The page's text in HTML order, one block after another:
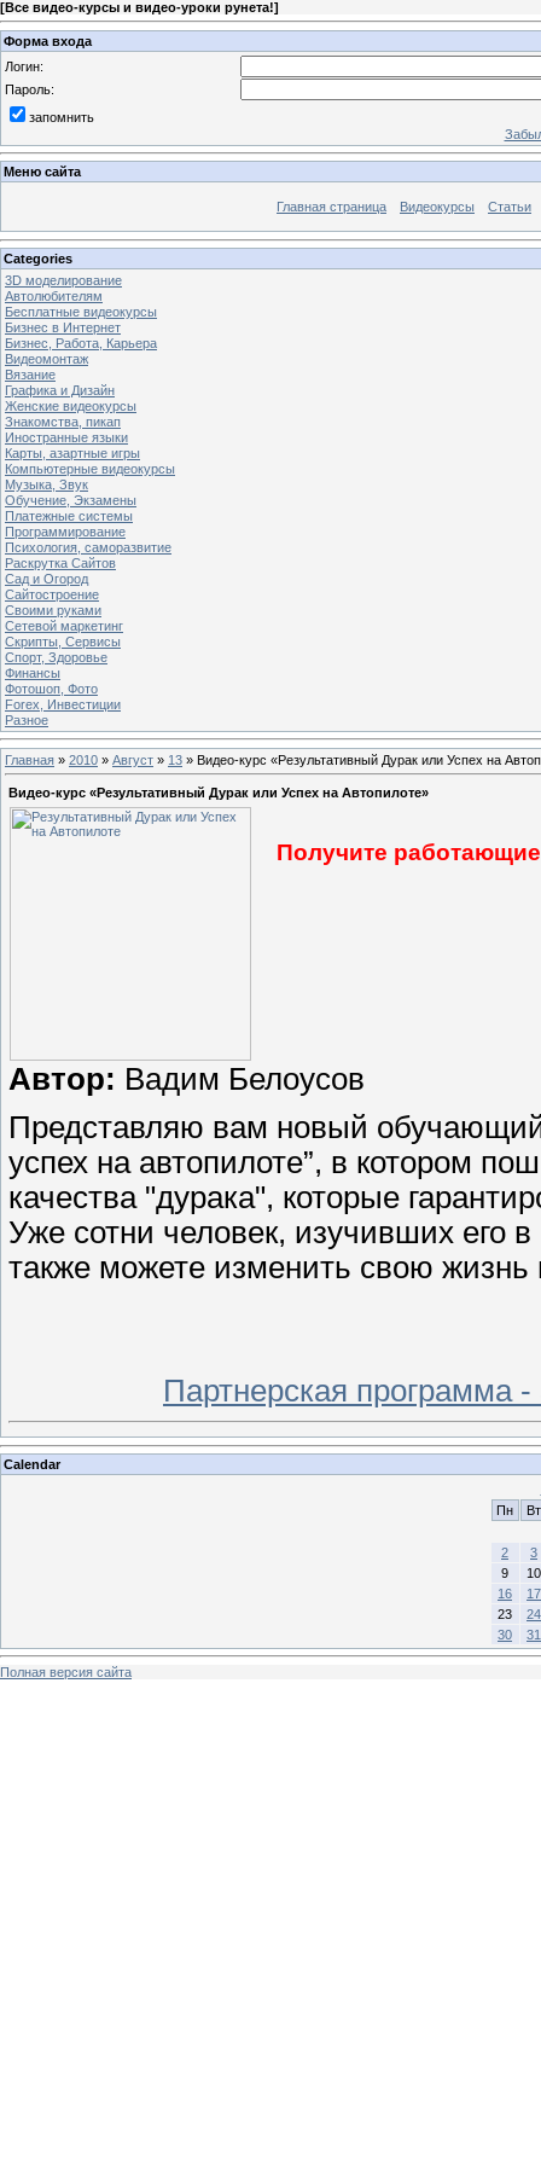
[Все видео-курсы и видео-уроки рунета!]
Форма входа
Логин:
Пароль:
запомнить
Меню сайта
Главная страница Видеокурсы Статьи
Categories
3D моделирование
Автолюбителям
Бесплатные видеокурсы
Бизнес в Интернет
Бизнес, Работа, Карьера
Видеомонтаж
Вязание
Графика и Дизайн
Женские видеокурсы
Знакомства, пикап
Иностранные языки
Карты, азартные игры
Компьютерные видеокурсы
Музыка, Звук
Обучение, Экзамены
Платежные системы
Программирование
Психология, саморазвитие
Раскрутка Сайтов
Cад и Огород
Сайтостроение
Своими руками
Сетевой маркетинг
Скрипты, Сервисы
Спорт, Здоровье
Финансы
Фотошоп, Фото
Forex, Инвестиции
Разное
Главная » 2010 » Август » 13 » Видео-курс «Результативный Дурак или Успех на
Видео-курс «Результативный Дурак или Успех на Автопилоте»
Получите
Автор: Вадим Белоусов
Представляю вам новый
успех на автопилоте”, в котором
качества "дурака", которые
Уже сотни человек, изучивших его
также можете изменить свою
Партнерская программа
Calendar
Пн
Вт
2
3
9
10
16
17
23
24
30
31
Полная версия сайта